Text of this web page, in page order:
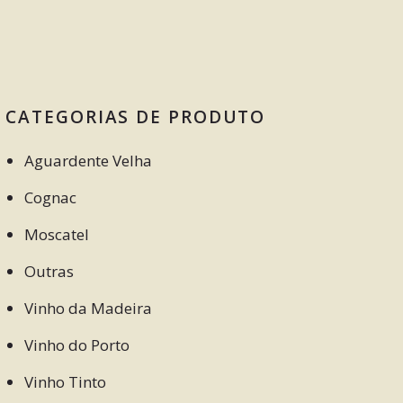
CATEGORIAS DE PRODUTO
Aguardente Velha
Cognac
Moscatel
Outras
Vinho da Madeira
Vinho do Porto
Vinho Tinto